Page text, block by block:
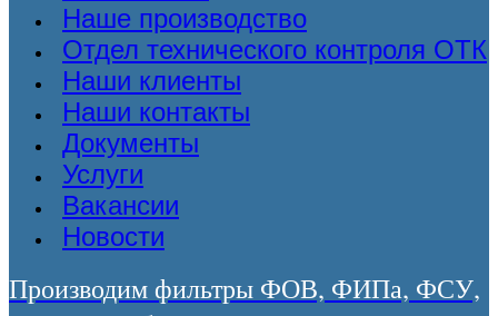
Наше производство
Отдел технического контроля ОТК
Наши клиенты
Наши контакты
Документы
Услуги
Вакансии
Новости
Производим фильтры ФОВ, ФИПа, ФСУ,